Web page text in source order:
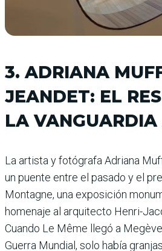
3. ADRIANA
JEANDET: EL
LA
La artista y fotógrafa Adriana
un puente entre el pasado y el
Montagne, una exposición
homenaje al arquitecto Henri-
Cuando Le Même llegó a
Guerra Mundial, solo había